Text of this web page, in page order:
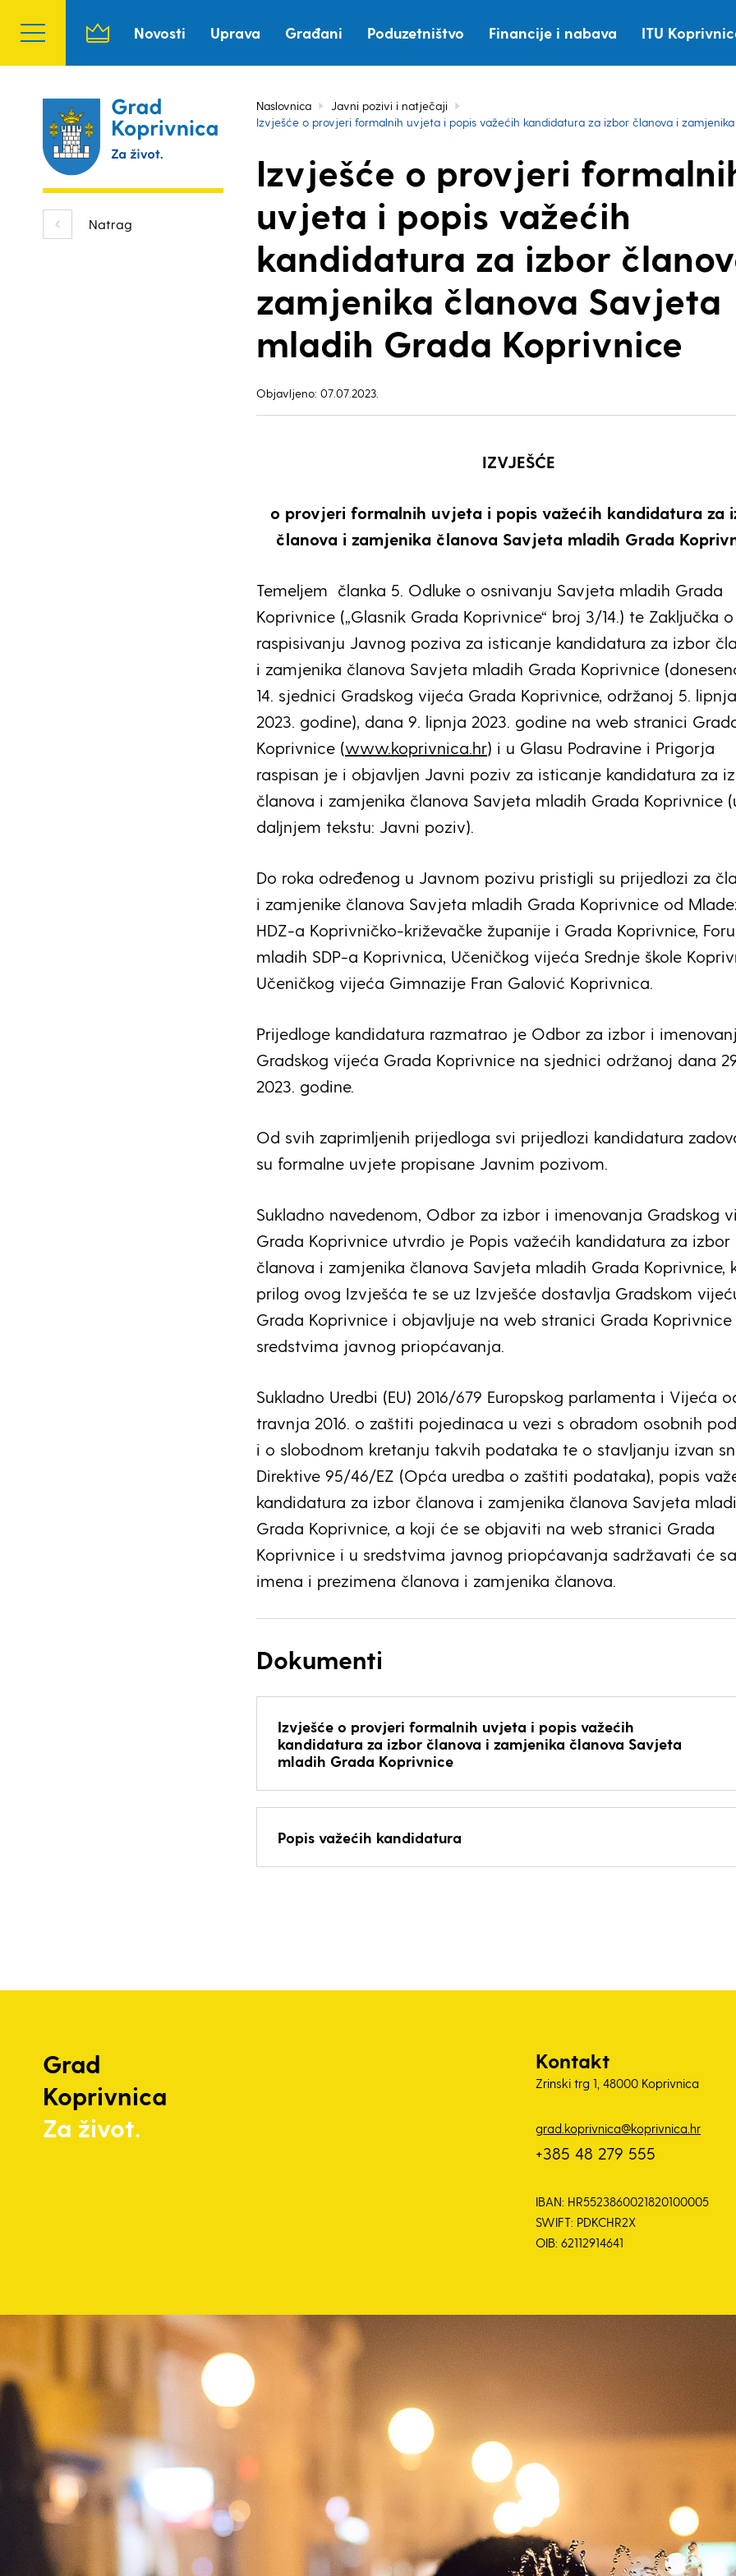
Novosti Uprava Građani Poduzetništvo Financije i nabava ITU
Natrag
Naslovnica
Javni pozivi i natječaji
Izvješće o provjeri formalnih uvjeta i popis važećih kandidatura za izbor članova i
Izvješće o provjeri
uvjeta i popis važećih
kandidatura za izbor
zamjenika članova Savjeta
mladih Grada Koprivnice
Objavljeno: 07.07.2023.
IZVJEŠĆE
o provjeri formalnih uvjeta i popis važećih kandidatura za
članova i zamjenika članova Savjeta mladih Grada
Temeljem članka 5. Odluke o osnivanju Savjeta mladih Grada
Koprivnice („Glasnik Grada Koprivnice“ broj 3/14.) te Zaključka o
raspisivanju Javnog poziva za isticanje kandidatura za izbor
i zamjenika članova Savjeta mladih Grada Koprivnice
14. sjednici Gradskog vijeća Grada Koprivnice, održanoj 5. lipnja
2023. godine), dana 9. lipnja 2023. godine na web stranici
Koprivnice (www.koprivnica.hr) i u Glasu Podravine i Prigorja
raspisan je i objavljen Javni poziv za isticanje kandidatura za
članova i zamjenika članova Savjeta mladih Grada Koprivnice
daljnjem tekstu: Javni poziv).
Do roka određenog u Javnom pozivu pristigli su prijedlozi za
i zamjenike članova Savjeta mladih Grada Koprivnice od
HDZ-a Koprivničko-križevačke županije i Grada Koprivnice,
mladih SDP-a Koprivnica, Učeničkog vijeća Srednje škole
Učeničkog vijeća Gimnazije Fran Galović Koprivnica.
Prijedloge kandidatura razmatrao je Odbor za izbor i
Gradskog vijeća Grada Koprivnice na sjednici održanoj dana
2023. godine.
Od svih zaprimljenih prijedloga svi prijedlozi kandidatura
su formalne uvjete propisane Javnim pozivom.
Sukladno navedenom, Odbor za izbor i imenovanja Gradskog
Grada Koprivnice utvrdio je Popis važećih kandidatura za izbor
članova i zamjenika članova Savjeta mladih Grada Koprivnice,
prilog ovog Izvješća te se uz Izvješće dostavlja Gradskom
Grada Koprivnice i objavljuje na web stranici Grada Koprivnice
sredstvima javnog priopćavanja.
Sukladno Uredbi (EU) 2016/679 Europskog parlamenta i Vijeća
travnja 2016. o zaštiti pojedinaca u vezi s obradom osobnih
i o slobodnom kretanju takvih podataka te o stavljanju izvan
Direktive 95/46/EZ (Opća uredba o zaštiti podataka), popis
kandidatura za izbor članova i zamjenika članova Savjeta
Grada Koprivnice, a koji će se objaviti na web stranici Grada
Koprivnice i u sredstvima javnog priopćavanja sadržavati će
imena i prezimena članova i zamjenika članova.
Dokumenti
Izvješće o provjeri formalnih uvjeta i popis važećih
kandidatura za izbor članova i zamjenika članova Savjeta
mladih Grada Koprivnice
Popis važećih kandidatura
Grad
Koprivnica
Za život.
Kontakt
Zrinski trg 1, 48000 Koprivnica
grad.koprivnica@koprivnica.hr
+385 48 279 555
IBAN: HR5523860021820100005
SWIFT: PDKCHR2X
OIB: 62112914641